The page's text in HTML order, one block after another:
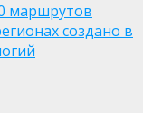
маршрутов
создано в